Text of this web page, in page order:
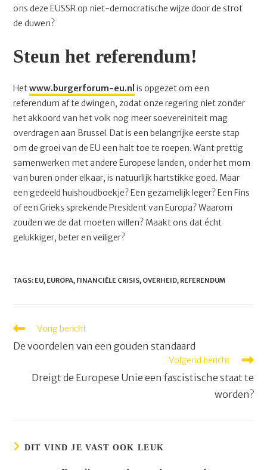
ons deze EUSSR op niet-democratische wijze door de strot
de duwen?
Steun het referendum!
Hetwww.burgerforum-eu.nl is opgezet om een
referendum af te dwingen, zodat onze regering niet zonder
het akkoord van het volk nog meer soevereiniteit mag
overdragen aan Brussel. Dat is een belangrijke eerste stap
om de groei van de EU een halt toe te roepen. Want prettig
samenwerken met andere Europese landen, onder het mom
van buren onder elkaar, is natuurlijk hartstikke goed. Maar
een gedeeld huishoudboekje? Een gezamelijk leger? Een Fins
of een Grieks sprekende President van Europa? Waarom
zouden we de dat moeten willen? Maakt ons dat écht
gelukkiger, beter en veiliger?
TAGS: EU, EUROPA, FINANCIËLE CRISIS, OVERHEID, REFERENDUM
Lees
artikelen
Vorig bericht
De voordelen van een gouden standaard
Volgend bericht
Dreigt de Europese Unie een fascistische staat te
worden?
DIT VIND JE VAST OOK LEUK